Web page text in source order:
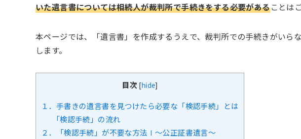
いた遺言書については相続人が裁判所で手続きをする必要があることは
本ページでは、「遺言書」を作成するうえで、裁判所での手続きがいら
します。
目次 [hide]
１．手書きの遺言書を見つけたら必要な「検認手続」とは
「検認手続」の流れ
２．「検認手続」が不要な方法Ⅰ～公正証書遺言～